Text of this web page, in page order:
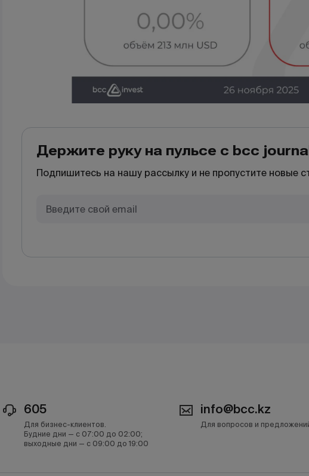
Держите руку на пульсе с bcc
Подпишитесь на нашу рассылку и не пропустите новые
605
Для бизнес-клиентов.
Будние дни — с 07:00 до 02:00;
выходные дни — с 09:00 до 19:00
info@bcc.kz
Для вопросов и